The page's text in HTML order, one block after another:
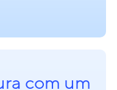
com um